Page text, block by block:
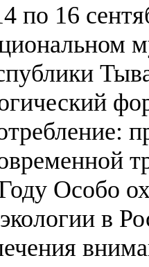
по 16
Особо
в